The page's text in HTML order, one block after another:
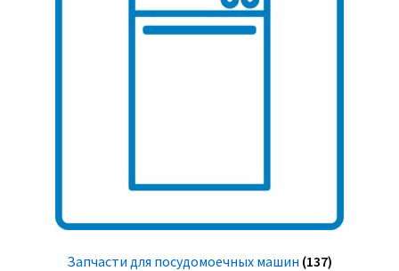
Запчасти для посудомоечных машин (137)